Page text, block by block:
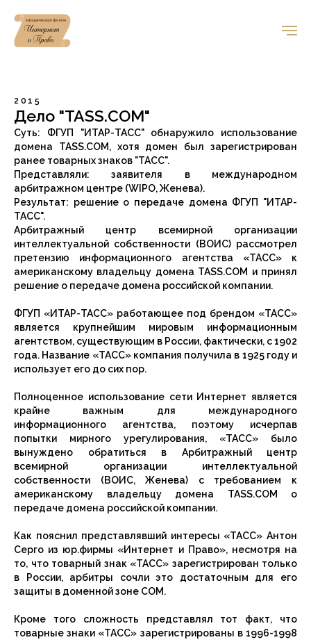
2015
Дело "TASS.COM"
Суть: ФГУП "ИТАР-ТАСС" обнаружило использование
домена TASS.COM, хотя домен был зарегистрирован
ранее товарных знаков "ТАСС".
Представляли: заявителя в международном
арбитражном центре (WIPO, Женева).
Результат: решение о передаче домена ФГУП "ИТАР-
ТАСС".
Арбитражный центр всемирной организации
интеллектуальной собственности (ВОИС) рассмотрел
претензию информационного агентства «ТАСС» к
американскому владельцу домена TASS.COM и принял
решение о передаче домена российской компании.
ФГУП «ИТАР-ТАСС» работающее под брендом «ТАСС»
является крупнейшим мировым информационным
агентством, существующим в России, фактически, с 1902
года. Название «ТАСС» компания получила в 1925 году и
использует его до сих пор.
Полноценное использование сети Интернет является
крайне важным для международного
информационного агентства, поэтому исчерпав
попытки мирного урегулирования, «ТАСС» было
вынуждено обратиться в Арбитражный центр
всемирной организации интеллектуальной
собственности (ВОИС, Женева) с требованием к
американскому владельцу домена TASS.COM о
передаче домена российской компании.
Как пояснил представлявший интересы «ТАСС» Антон
Серго из юр.фирмы «Интернет и Право», несмотря на
то, что товарный знак «ТАСС» зарегистрирован только
в России, арбитры сочли это достаточным для его
защиты в доменной зоне COM.
Кроме того сложность представлял тот факт, что
товарные знаки «ТАСС» зарегистрированы в 1996-1998